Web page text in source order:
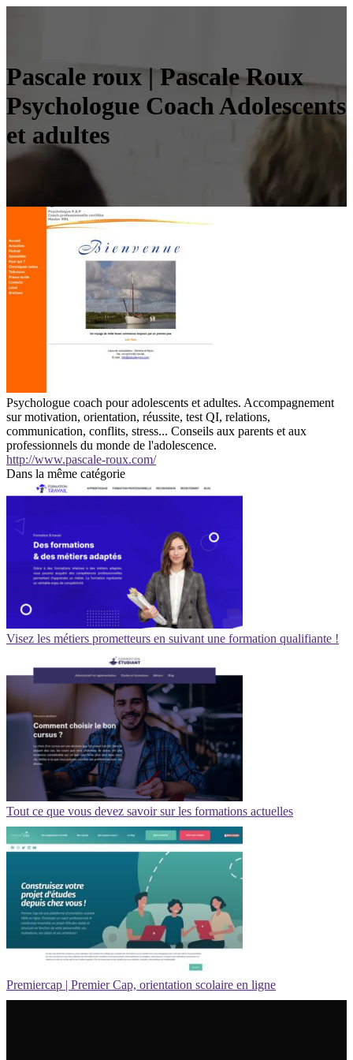
Pascale roux | Pascale Roux
Psychologue Coach Adolescents
et adultes
Psychologue coach pour adolescents et adultes. Accompagnement
sur motivation, orientation, réussite, test QI, relations,
communication, conflits, stress... Conseils aux parents et aux
professionnels du monde de l'adolescence.
http://www.pascale-roux.com/
Dans la même catégorie
Visez les métiers prometteurs en suivant une formation qualifiante !
Tout ce que vous devez savoir sur les formations actuelles
Premiercap | Premier Cap, orientation scolaire en ligne